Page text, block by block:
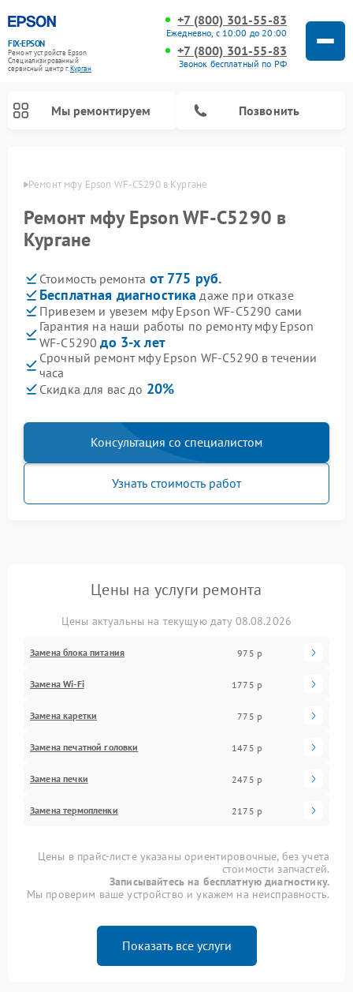
FIX-EPSON
Ремонт устройств Epson
Специализированный
cервисный центр г.Курган
+7 (800) 301-55-83
Ежедневно, с 10:00 до 20:00
+7 (800) 301-55-83
Звонок бесплатный по РФ
Мы ремонтируем Позвонить
Ремонт мфу Epson WF-C5290 в Кургане
Ремонт мфу Epson WF-C5290 в
Кургане
Стоимость ремонта от 775 руб.
Бесплатная диагностика даже при отказе
Привезем и увезем мфу Epson WF-C5290 сами
Гарантия на наши работы по ремонту мфу Epson
WF-C5290до 3-х лет
Срочный ремонт мфу Epson WF-C5290 в течении
часа
Скидка для вас до 20%
Консультация со специалистом
Узнать стоимость работ
Цены на услуги ремонта
Цены актуальны на текущую дату 08.08.2026
Замена блока питания 975 р
Замена Wi-Fi 1775 р
Замена каретки 775 р
Замена печатной головки 1475 р
Замена печки 2475 р
Замена термопленки 2175 р
Цены в прайс-листе указаны ориентировочные, без учета
стоимости запчастей.
Записывайтесь на бесплатную диагностику.
Мы проверим ваше устройство и укажем на неисправность.
Показать все услуги